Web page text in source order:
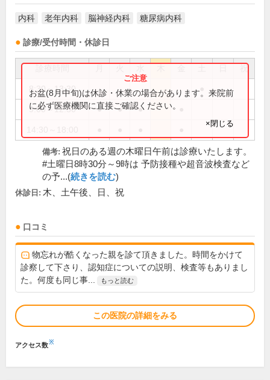
内科 老年内科 脳神経内科 糖尿病内科
診療/受付時間・休診日
祝
8:30～13:30
9:00～12:30 ● ● ●
お盆(8月中旬)は休診・休業の場合があります。来院前
に必ず医療機関に直接ご確認ください。
×閉じる
備考: 祝日のある週の木曜日午前は診療いたします。
#土曜日8時30分～9時は 予防接種や超音波検査など
の予...(続きを読む)
休診日: 木、土午後、日、祝
口コミ
物忘れが酷くなった親を診て頂きました。時間をかけて
診察して下さり、認知症についての説明、検査等もありまし
た。何度も同じ事...
もっと読む
この医院の詳細をみる
アクセス数※